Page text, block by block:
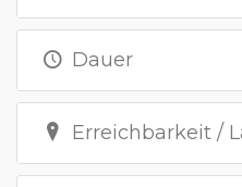
Dauer
Erreichbarkeit /